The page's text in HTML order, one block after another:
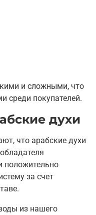
и сложными, что
среди покупателей.
духи
что арабские духи
положительно
за счет
из нашего